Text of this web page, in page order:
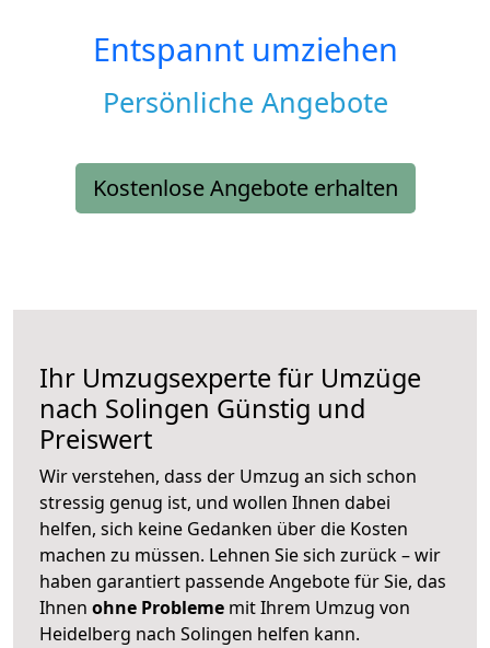
Entspannt umziehen
Persönliche Angebote
Kostenlose Angebote erhalten
Ihr Umzugsexperte für Umzüge
nach Solingen Günstig und
Preiswert
Wir verstehen, dass der Umzug an sich schon
stressig genug ist, und wollen Ihnen dabei
helfen, sich keine Gedanken über die Kosten
machen zu müssen. Lehnen Sie sich zurück – wir
haben garantiert passende Angebote für Sie, das
Ihnen ohne Probleme mit Ihrem Umzug von
Heidelberg nach Solingen helfen kann.